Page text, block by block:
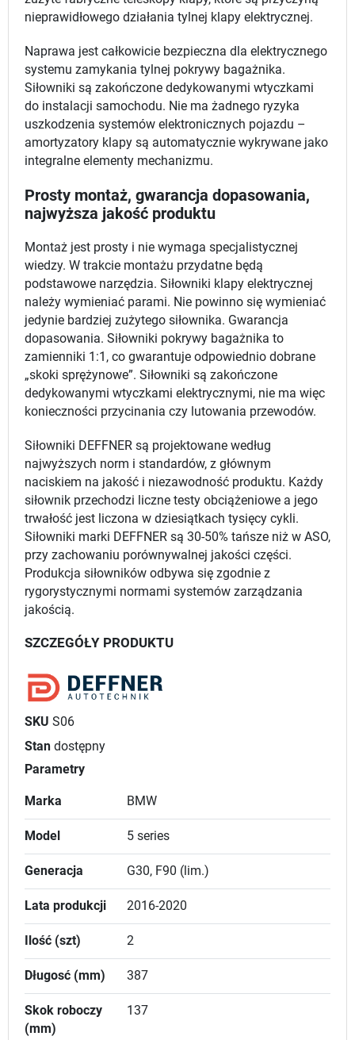
nieprawidłowego działania tylnej klapy elektrycznej.
Naprawa jest całkowicie bezpieczna dla elektrycznego
systemu zamykania tylnej pokrywy bagażnika.
Siłowniki są zakończone dedykowanymi wtyczkami
do instalacji samochodu. Nie ma żadnego ryzyka
uszkodzenia systemów elektronicznych pojazdu –
amortyzatory klapy są automatycznie wykrywane jako
integralne elementy mechanizmu.
Prosty montaż, gwarancja dopasowania,
najwyższa jakość produktu
Montaż jest prosty i nie wymaga specjalistycznej
wiedzy. W trakcie montażu przydatne będą
podstawowe narzędzia. Siłowniki klapy elektrycznej
należy wymieniać parami. Nie powinno się wymieniać
jedynie bardziej zużytego siłownika. Gwarancja
dopasowania. Siłowniki pokrywy bagażnika to
zamienniki 1:1, co gwarantuje odpowiednio dobrane
„skoki sprężynowe”. Siłowniki są zakończone
dedykowanymi wtyczkami elektrycznymi, nie ma więc
konieczności przycinania czy lutowania przewodów.
Siłowniki DEFFNER są projektowane według
najwyższych norm i standardów, z głównym
naciskiem na jakość i niezawodność produktu. Każdy
siłownik przechodzi liczne testy obciążeniowe a jego
trwałość jest liczona w dziesiątkach tysięcy cykli.
Siłowniki marki DEFFNER są 30-50% tańsze niż w ASO,
przy zachowaniu porównywalnej jakości części.
Produkcja siłowników odbywa się zgodnie z
rygorystycznymi normami systemów zarządzania
jakością.
SZCZEGÓŁY PRODUKTU
SKU S06
Stan dostępny
Parametry
Marka BMW
Model 5 series
Generacja G30, F90 (lim.)
Lata produkcji 2016-2020
Ilość (szt) 2
Długosć (mm) 387
Skok roboczy
(mm)
137